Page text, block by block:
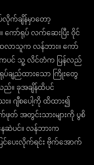
က်ချိန်မှာတော့
ကော်ရုပ် လက်ဆေးပြီး ဝိုင်
ာသူက လန်ဘား။ ကော်
ကပင် သူ့ လိင်တံက ပြန်လည်
ချည်ထားသော ကြိုးတွေ
။ ခုအချိန်ထိပင်
။ ဂျီစပေါ့ကို ထိထား၍
အတွင်းသားများကို ပွစိ
ေဆဲပင်။ လန်ဘားက
င်ပေးလိုက်ရင်း ဗိုက်အောက်